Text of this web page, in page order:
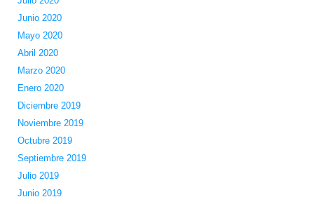
Junio 2020
Mayo 2020
Abril 2020
Marzo 2020
Enero 2020
Diciembre 2019
Noviembre 2019
Octubre 2019
Septiembre 2019
Julio 2019
Junio 2019